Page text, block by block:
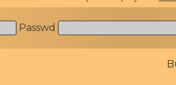
Passwd